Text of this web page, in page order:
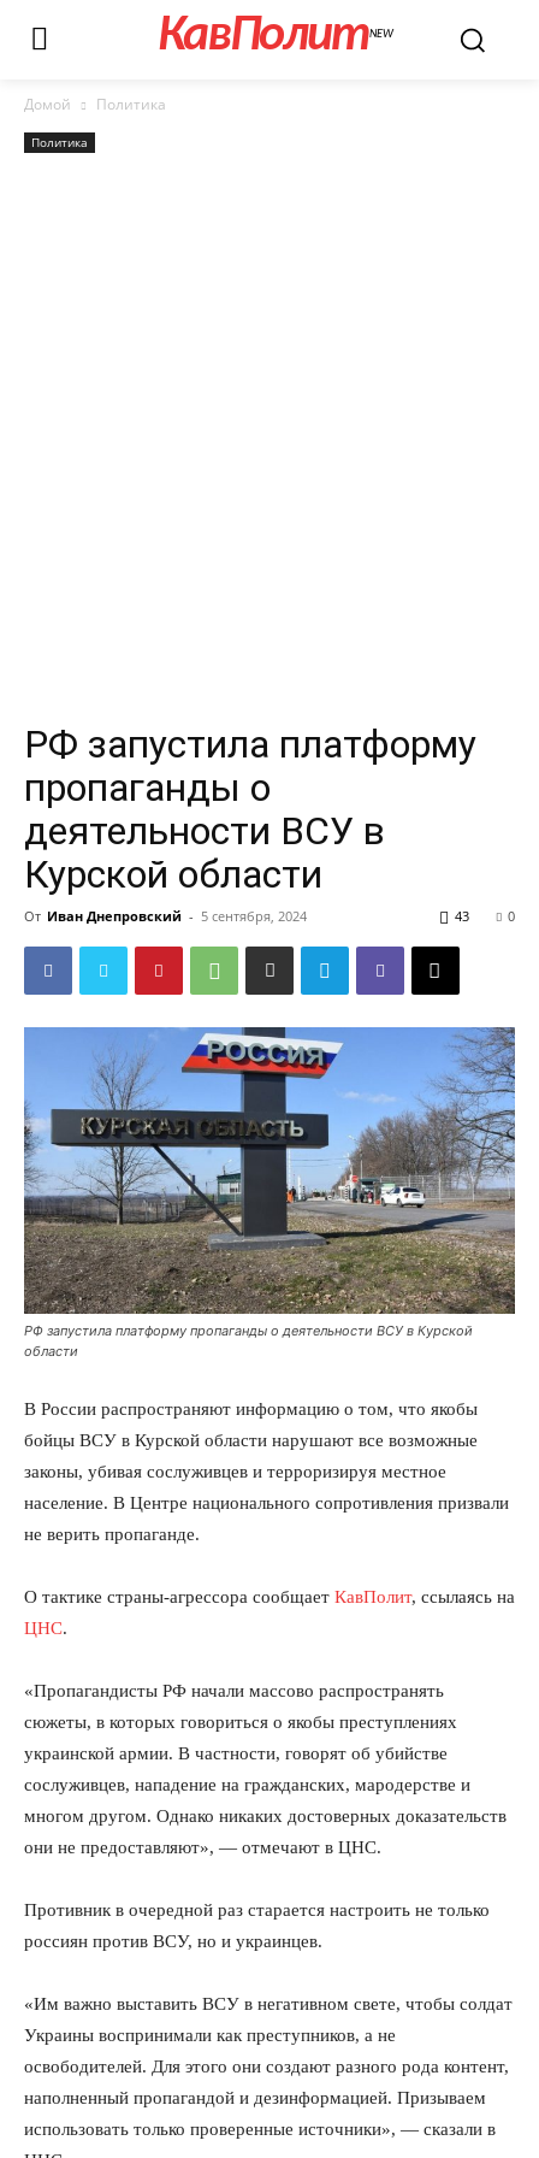
КавПолитNEW
Домой Политика
Политика
РФ запустила платформу
пропаганды о
деятельности ВСУ в
Курской области
От Иван Днепровский - 5 сентября, 2024 0
43
РФ запустила платформу пропаганды о деятельности ВСУ в Курской
области
В России распространяют информацию о том, что якобы
бойцы ВСУ в Курской области нарушают все возможные
законы, убивая сослуживцев и терроризируя местное
население. В Центре национального сопротивления призвали
не верить пропаганде.
О тактике страны-агрессора сообщает КавПолит, ссылаясь на
ЦНС.
«Пропагандисты РФ начали массово распространять
сюжеты, в которых говориться о якобы преступлениях
украинской армии. В частности, говорят об убийстве
сослуживцев, нападение на гражданских, мародерстве и
многом другом. Однако никаких достоверных доказательств
они не предоставляют», — отмечают в ЦНС.
Противник в очередной раз старается настроить не только
россиян против ВСУ, но и украинцев.
«Им важно выставить ВСУ в негативном свете, чтобы солдат
Украины воспринимали как преступников, а не
освободителей. Для этого они создают разного рода контент,
наполненный пропагандой и дезинформацией. Призываем
использовать только проверенные источники», — сказали в